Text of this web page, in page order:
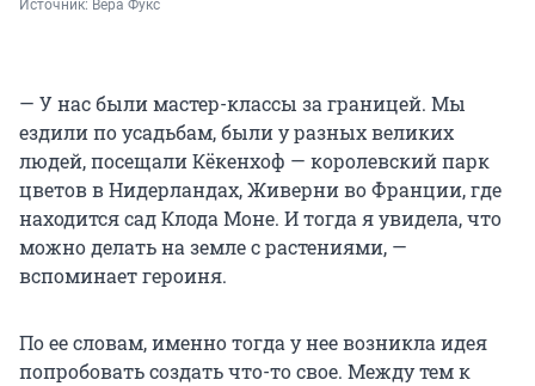
Источник: Вера Фукс
— У нас были мастер-классы за границей. Мы
ездили по усадьбам, были у разных великих
людей, посещали Кёкенхоф — королевский парк
цветов в Нидерландах, Живерни во Франции, где
находится сад Клода Моне. И тогда я увидела, что
можно делать на земле с растениями, —
вспоминает героиня.
По ее словам, именно тогда у нее возникла идея
попробовать создать что-то свое. Между тем к